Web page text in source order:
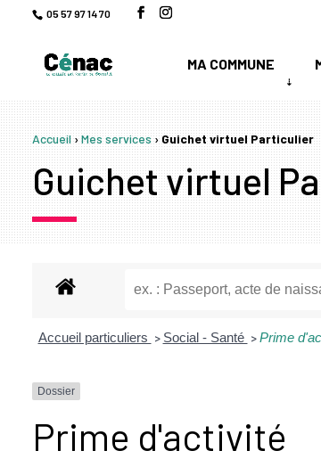
05 57 97 14 70
MA COMMUNE
Accueil›Mes services›Guichet virtuel Particulier
Guichet virtuel
Accueil particuliers > Social - Santé > Prime
Dossier
Prime d'activité